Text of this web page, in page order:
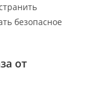
безопасное
от